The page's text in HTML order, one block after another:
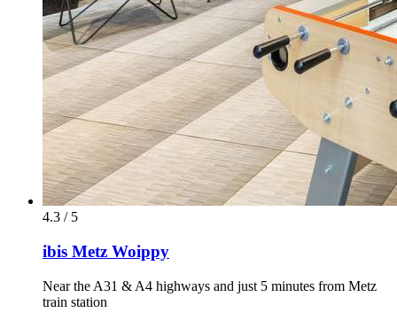
4.3 / 5
ibis Metz Woippy
Near the A31 & A4 highways and just 5 minutes from Metz
train station